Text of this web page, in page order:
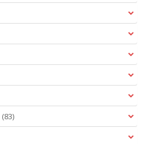
(83)